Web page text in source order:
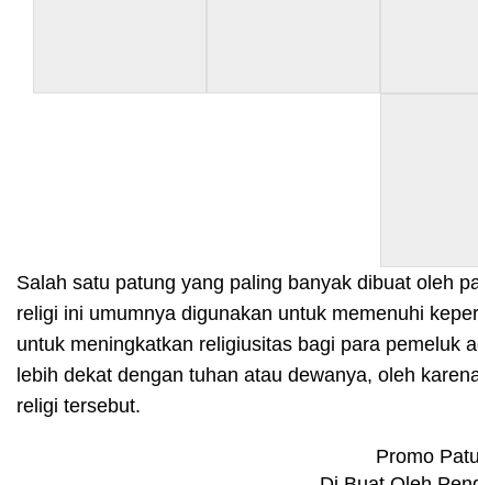
Salah satu patung yang paling banyak dibuat oleh
religi ini umumnya digunakan untuk memenuhi
untuk meningkatkan religiusitas bagi para pemeluk
lebih dekat dengan tuhan atau dewanya, oleh
religi tersebut.
Promo